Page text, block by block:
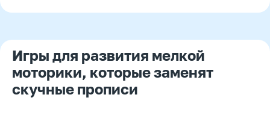
Игры для развития мелкой
моторики, которые заменят
скучные прописи